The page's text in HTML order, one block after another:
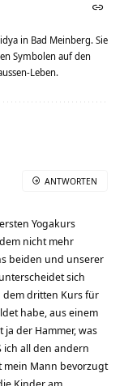
in Bad Meinberg. Sie
Symbolen auf den
Leben.
Yogakurs
nicht mehr
beiden und unserer
sich
dem dritten Kurs für
habe, aus einem
der Hammer, was
ich all den andern
mein Mann bevorzugt
ANTWORTEN